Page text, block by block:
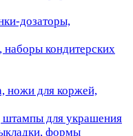
дозаторы,
наборы кондитерских
ножи для коржей,
штампы для украшения
формы